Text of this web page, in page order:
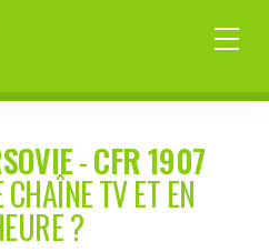
-CFR 1907
TV ET EN
?